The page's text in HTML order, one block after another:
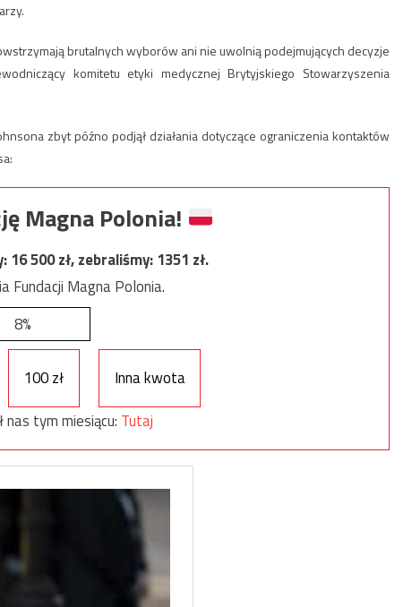
brutalnych wyborów ani nie uwolnią podejmujących decyzje
komitetu etyki medycznej Brytyjskiego Stowarzyszenia
zbyt późno podjął działania dotyczące ograniczenia kontaktów
Magna Polonia!
16 500zł, zebraliśmy:1351 zł.
Fundacji Magna Polonia.
8%
100 zł
Inna kwota
tym miesiącu: Tutaj